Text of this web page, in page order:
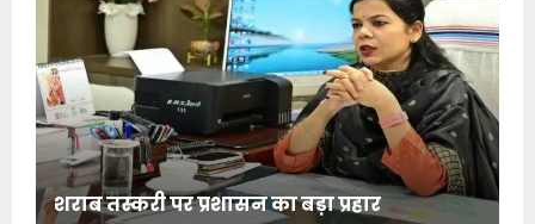
शराब तस्करी पर प्रशासन का बड़ा प्रहार